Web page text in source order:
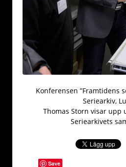
Konferensen ”Framtidens
Seriearkiv,
Thomas Storn visar upp
Seriearkivets
Save